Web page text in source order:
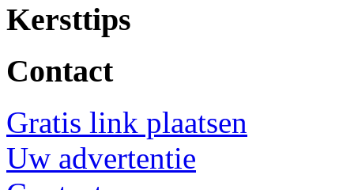
Kersttips
Contact
Gratis link plaatsen
Uw advertentie